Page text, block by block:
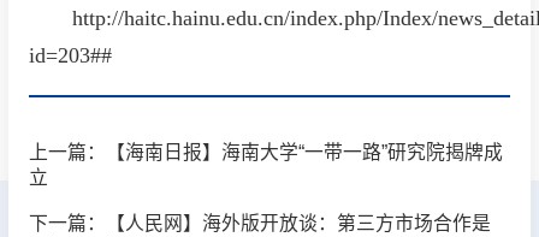
http://haitc.hainu.edu.cn/index.php/Index/
id=203##
上一篇：【海南日报】海南大学“一带一路”研究院揭牌成
立
下一篇：【人民网】海外版开放谈：第三方市场合作是